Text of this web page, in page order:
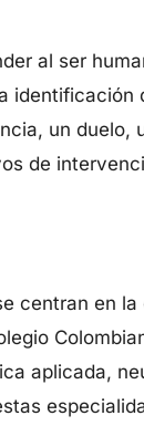
al ser
identificación
un duelo,
de
centran en
aplicada,